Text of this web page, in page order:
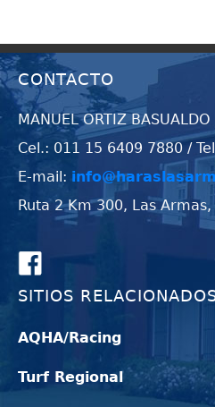
CONTACTO
MANUEL ORTIZ BASUALDO
Cel.: 011 15 6409 7880 /
E-mail:
Ruta 2 Km 300, Las
SITIOS
AQHA/Racing
Turf Regional